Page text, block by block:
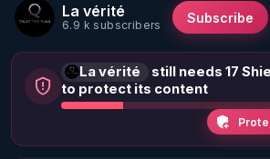
La vérité
6.9 k subscribers Subscribe
La vérité
still needs 17
to protect its content